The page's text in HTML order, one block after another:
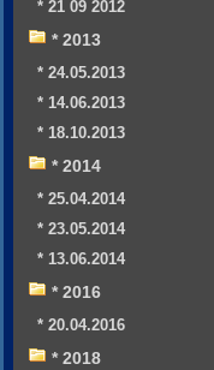
* 21 09 2012
* 2013
* 24.05.2013
* 14.06.2013
* 18.10.2013
* 2014
* 25.04.2014
* 23.05.2014
* 13.06.2014
* 2016
* 20.04.2016
* 2018